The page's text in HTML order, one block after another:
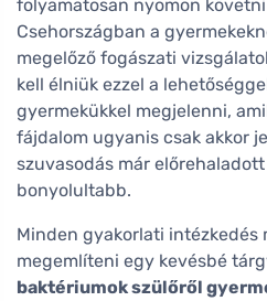
folyamatosan nyomon
Csehországban a
megelőző fogászati
kell élniük ezzel a
gyermekükkel megjelenni,
fájdalom ugyanis csak akkor
szuvasodás már előrehaladott
bonyolultabb.
Minden gyakorlati intézkedés
megemlíteni egy kevésbé
baktériumok szülőről